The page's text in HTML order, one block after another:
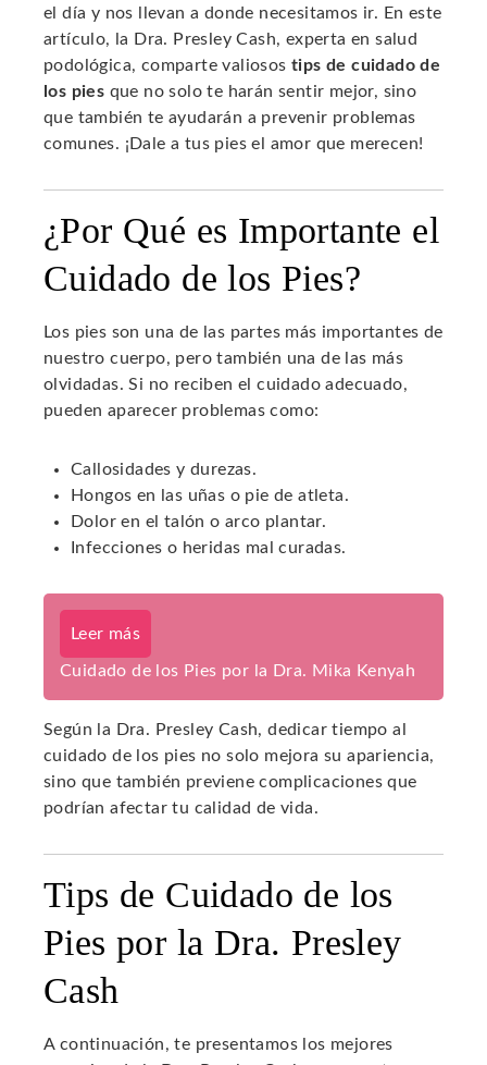
el día y nos llevan a donde necesitamos ir. En este
artículo, la Dra. Presley Cash, experta en salud
podológica, comparte valiosos tips de cuidado de
los pies que no solo te harán sentir mejor, sino
que también te ayudarán a prevenir problemas
comunes. ¡Dale a tus pies el amor que merecen!
¿Por Qué es Importante el
Cuidado de los Pies?
Los pies son una de las partes más importantes de
nuestro cuerpo, pero también una de las más
olvidadas. Si no reciben el cuidado adecuado,
pueden aparecer problemas como:
Callosidades y durezas.
Hongos en las uñas o pie de atleta.
Dolor en el talón o arco plantar.
Infecciones o heridas mal curadas.
Leer más
Cuidado de los Pies por la Dra. Mika Kenyah
Según la Dra. Presley Cash, dedicar tiempo al
cuidado de los pies no solo mejora su apariencia,
sino que también previene complicaciones que
podrían afectar tu calidad de vida.
Tips de Cuidado de los
Pies por la Dra. Presley
Cash
A continuación, te presentamos los mejores